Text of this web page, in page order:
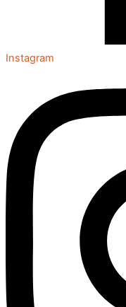
Instagram